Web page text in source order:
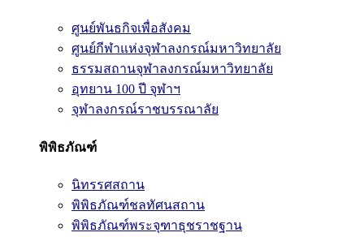
ศูนย์พันธกิจเพื่อสังคม
ศูนย์กีฬาแห่งจุฬาลงกรณ์มหาวิทยาลัย
ธรรมสถานจุฬาลงกรณ์มหาวิทยาลัย
อุทยาน 100 ปี จุฬาฯ
จุฬาลงกรณ์ราชบรรณาลัย
พิพิธภัณฑ์
นิทรรศสถาน
พิพิธภัณฑ์ชลทัศนสถาน
พิพิธภัณฑ์พระจุฑาธุชราชฐาน